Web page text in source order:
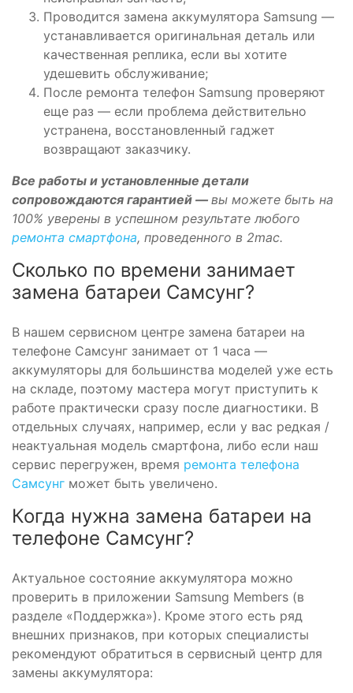
Проводится замена аккумулятора Samsung —
устанавливается оригинальная деталь или
качественная реплика, если вы хотите
удешевить обслуживание;
После ремонта телефон Samsung проверяют
еще раз — если проблема действительно
устранена, восстановленный гаджет
возвращают заказчику.
Все работы и установленные детали
сопровождаются гарантией — вы можете быть на
100% уверены в успешном результате любого
ремонта смартфона, проведенного в 2mac.
Сколько по времени занимает
замена батареи Самсунг?
В нашем сервисном центре замена батареи на
телефоне Самсунг занимает от 1 часа —
аккумуляторы для большинства моделей уже есть
на складе, поэтому мастера могут приступить к
работе практически сразу после диагностики. В
отдельных случаях, например, если у вас редкая /
неактуальная модель смартфона, либо если наш
сервис перегружен, время ремонта телефона
Самсунг может быть увеличено.
Когда нужна замена батареи на
телефоне Самсунг?
Актуальное состояние аккумулятора можно
проверить в приложении Samsung Members (в
разделе «Поддержка»). Кроме этого есть ряд
внешних признаков, при которых специалисты
рекомендуют обратиться в сервисный центр для
замены аккумулятора: